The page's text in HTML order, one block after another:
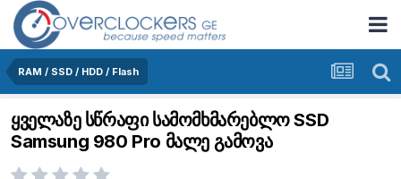
RAM / SSD / HDD / Flash
ყველაზე სწრაფი სამომხმარებლო SSD
Samsung 980 Pro მალე გამოვა